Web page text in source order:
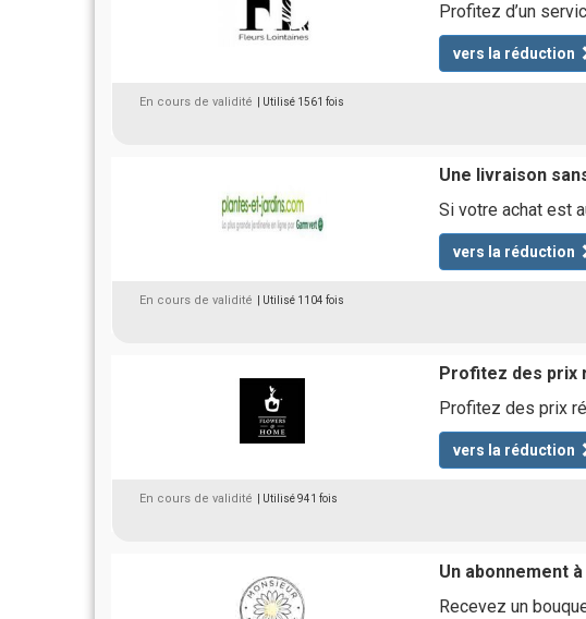
Profitez d’un
vers la réduction
En cours de validité | Utilisé 1561 fois
Une livraison
Si votre achat est
vers la réduction
En cours de validité | Utilisé 1104 fois
Profitez des prix
Profitez des prix
vers la réduction
En cours de validité | Utilisé 941 fois
Un abonnement
Recevez un